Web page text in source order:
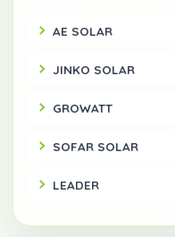
AE SOLAR
JINKO SOLAR
GROWATT
SOFAR SOLAR
LEADER